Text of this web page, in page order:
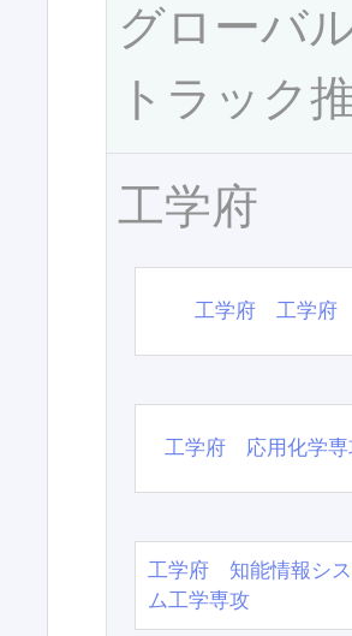
グローバ
トラック
工学府
工学府 工学府
工学府 応用化学専
工学府 知能情報シ
ム工学専攻